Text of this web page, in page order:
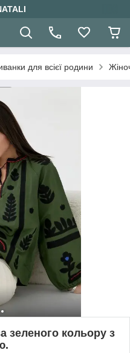
для всієї родини
зеленого кольору з